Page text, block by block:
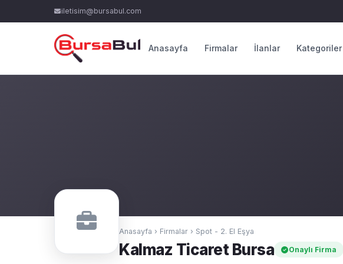
iletisim@bursabul.com
Anasayfa Firmalar İlanlar Kategoriler
Anasayfa › Firmalar › Spot - 2. El Eşya
Kalmaz Ticaret Bursa Onaylı Firma